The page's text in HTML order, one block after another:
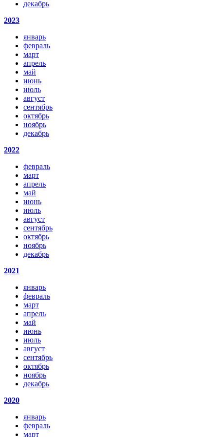
декабрь
2023
январь
февраль
март
апрель
май
июнь
июль
август
сентябрь
октябрь
ноябрь
декабрь
2022
февраль
март
апрель
май
июнь
июль
август
сентябрь
октябрь
ноябрь
декабрь
2021
январь
февраль
март
апрель
май
июнь
июль
август
сентябрь
октябрь
ноябрь
декабрь
2020
январь
февраль
март